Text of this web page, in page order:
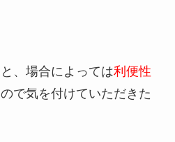
と、場合によっては利便性
で気を付けていただきた